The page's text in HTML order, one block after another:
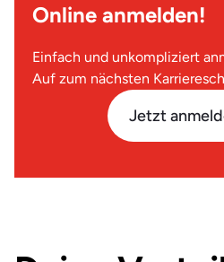
Online anmelden!
Einfach und unkompliziert
Auf zum nächsten
Jetzt